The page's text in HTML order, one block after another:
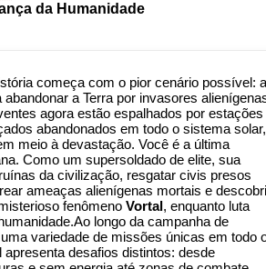
da Humanidade
começa com o pior cenário possível: a
a Terra por invasores
agora estão espalhados por estações
abandonados em todo o sistema solar,
meio à devastação. Você é a última
Como um supersoldado de elite, sua
da civilização, resgatar civis presos
ameaças alienígenas mortais e
fenômeno Vortal, enquanto luta
longo da campanha de
variedade de missões únicas em todo
desafios distintos: desde